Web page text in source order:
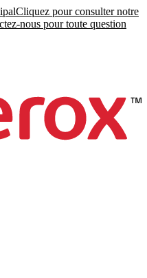
Cliquez pour consulter notre
nous pour toute question